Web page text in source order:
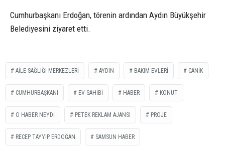
Cumhurbaşkanı Erdoğan, törenin ardından Aydın Büyükşehir
Belediyesini ziyaret etti.
AILE SAĞLIĞI MERKEZLERI AYDIN BAKIM EVLERI CANIK
CUMHURBAŞKANI EV SAHİBİ HABER KONUT
O HABER NEYDI PETEK REKLAM AJANSI PROJE
RECEP TAYYIP ERDOĞAN SAMSUN HABER